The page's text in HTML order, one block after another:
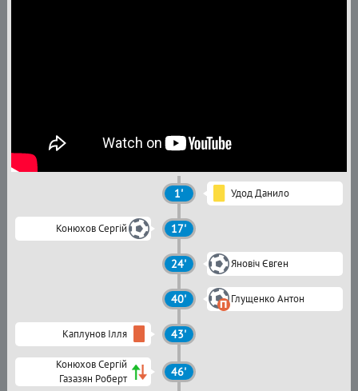
1' Удод Данило
Конюхов Сергій 17'
24' Яновіч Євген
40' Глущенко Антон
Каплунов Ілля 43'
Конюхов Сергій
Газазян Роберт
46'